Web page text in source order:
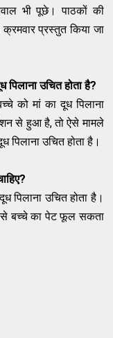
भी पूछे। पाठकों की
प्रस्तुत किया जा
उचित होता है?
को मां का दूध पिलाना
से हुआ है, तो ऐसे मामले
उचित होता है।
?
उचित होता है।
बच्चे का पेट फूल सकता